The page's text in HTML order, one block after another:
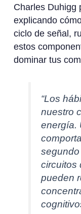
Charles Duhigg
explicando
ciclo de señal,
estos
dominar tus
“Los
nuestro
energía.
circuitos
pueden